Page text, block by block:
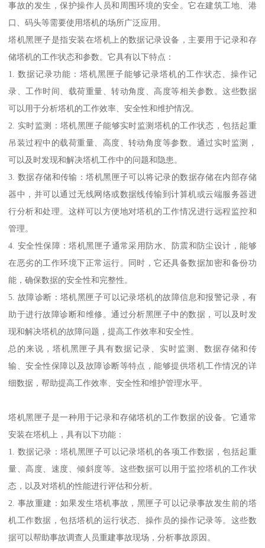
事故的发生，保护操作人员和周围环境的安全。它在建筑工地、港
口、码头等需要使用塔机的场所广泛应用。
塔机黑匣子是指安装在塔机上的数据记录设备，主要用于记录和存
储塔机的工作状态和参数。它具有以下特点：
1. 数据记录功能：塔机黑匣子能够记录塔机的工作状态、操作记
录、工作时间、载荷重量、转动角度、高度等相关参数。这些数据
可以用于分析塔机的工作效率、安全性和维护情况。
2. 实时监测：塔机黑匣子能够实时监测塔机的工作状态，包括起重
吊装过程中的载荷重量、高度、转动角度等参数。通过实时监测，
可以及时发现和解决塔机工作中的问题和隐患。
3. 数据存储和传输：塔机黑匣子可以将记录的数据存储在内部存储
器中，并可以通过无线网络或数据线传输到计算机或云端服务器进
行分析和处理。这样可以方便地对塔机的工作情况进行远程监控和
管理。
4. 安全性保障：塔机黑匣子通常采用防水、防震和防尘设计，能够
在恶劣的工作环境下正常运行。同时，它还具备数据加密和备份功
能，确保数据的安全性和完整性。
5. 故障诊断：塔机黑匣子可以记录塔机的故障信息和报警记录，有
助于进行故障诊断和维修。通过分析黑匣子中的数据，可以及时发
现和解决塔机的故障问题，提高工作效率和安全性。
总的来说，塔机黑匣子具有数据记录、实时监测、数据存储和传
输、安全性保障以及故障诊断等特点，能够提供塔机工作情况的详
细数据，帮助提高工作效率、安全性和维护管理水平。
塔机黑匣子是一种用于记录和存储塔机的工作数据的设备。它通常
安装在塔机上，具有以下功能：
1. 数据记录：塔机黑匣子可以记录塔机的各项工作数据，包括起重
量、高度、速度、倾斜度等。这些数据可以用于监控塔机的工作状
态，以及对塔机的性能进行评估和分析。
2. 事故重建：如果发生塔机事故，黑匣子可以记录事故发生前的塔
机工作数据，包括塔机的运行状态、操作员的操作记录等。这些数
据可以帮助事故调查人员重建事故现场，分析事故原因。